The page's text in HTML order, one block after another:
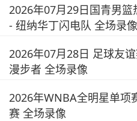
2026年07月29日国青男
- 纽纳华丁闪电队 全场录像
2026年07月28日 足球友
漫步者 全场录像
2026年WNBA全明星单项
赛 全场录像